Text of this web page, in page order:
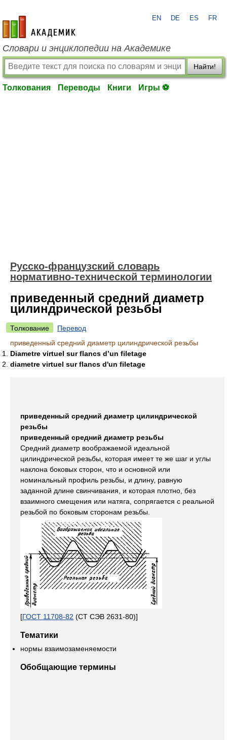
academic.ru
EN DE ES FR
Словари и энциклопедии на Академике
Найти!
Толкования Переводы Книги Игры ⚽
Русско-французский словарь
нормативно-технической терминологии
приведенный средний диаметр
цилиндрической резьбы
Толкование
Перевод
приведенный средний диаметр цилиндрической резьбы
Diametre virtuel sur flancs d’un filetage
diametre virtuel sur flancs d'un filetage
приведенный средний диаметр цилиндрической
резьбы
приведенный средний диаметр резьбы
Средний диаметр воображаемой идеальной
цилиндрической резьбы, которая имеет те же шаг и углы
наклона боковых сторон, что и основной или
номинальный профиль резьбы, и длину, равную
заданной длине свинчивания, и которая плотно, без
взаимного смещения или натяга, сопрягается с реальной
резьбой по боковым сторонам резьбы.
[ГОСТ 11708-82 (СТ СЭВ 2631-80)]
Тематики
нормы взаимозаменяемости
Обобщающие термины